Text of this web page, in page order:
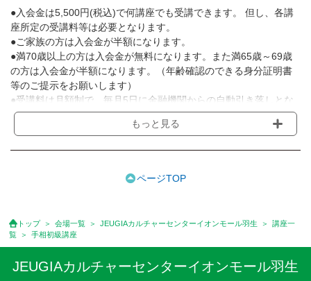
●入会金は5,500円(税込)で何講座でも受講できます。 但し、各講
座所定の受講料等は必要となります。
●ご家族の方は入会金が半額になります。
●満70歳以上の方は入会金が無料になります。また満65歳～69歳
の方は入会金が半額になります。（年齢確認のできる身分証明書
等のご提示をお願いします）
●受講料は月額制で、毎月5日に金融機関からの自動引き落しとな
ります。
※講座によってはお支払い方法が異なる場合がありますのでご確認
ております。また一部の講座では別途傷害保険料も含まれており
●資格認定講座の試験料・認定料などは別途要しますのでお問い合
せください。
●講座は、月4回(週1回),月3回,2回,1回,臨時講座いろいろあります
のでご確認ください。
もっと見る
ページTOP
トップ 会場一覧 JEUGIAカルチャーセンターイオンモール羽生
講座一
覧
手相初級講座
JEUGIAカルチャーセンターイオンモール羽生